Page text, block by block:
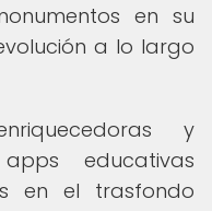
en su
a lo largo
y
educativas
en el trasfondo